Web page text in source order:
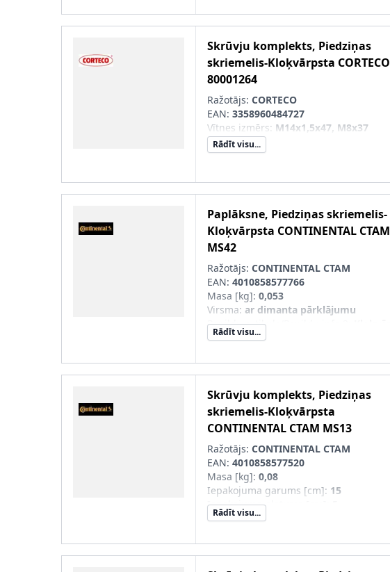
Skrūvju komplekts, Piedziņas
skriemelis-Kloķvārpsta CORTECO
80001264
Ražotājs: CORTECO
EAN: 3358960484727
Vītnes izmērs: M14x1,5x47, M8x37
Rādīt visu...
Paplāksne, Piedziņas skriemelis-
Kloķvārpsta CONTINENTAL CTAM
MS42
Ražotājs: CONTINENTAL CTAM
EAN: 4010858577766
Masa [kg]: 0,053
Virsma: ar dimanta pārklājumu
Papildu artikuls/Papildu info 2
Iepakojuma garums [cm]
Iepakojuma augstums [cm]:6
Rādīt visu...
Skrūvju komplekts, Piedziņas
skriemelis-Kloķvārpsta
CONTINENTAL CTAM MS13
Ražotājs: CONTINENTAL CTAM
EAN: 4010858577520
Masa [kg]: 0,08
Iepakojuma garums [cm]: 15
Iepakojuma platums [cm]
Iepakojuma augstums [cm]
Rādīt visu...